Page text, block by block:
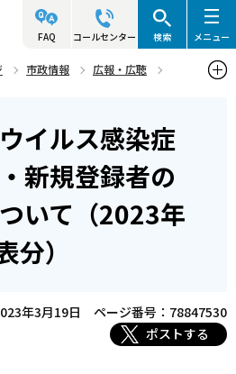
FAQ コールセンター 検索 メニュー
市政情報
広報・広聴
規患者・新規登録者の発生状況につい
イルス感染症
新規登録者の
いて（2023年
）
年3月19日
ページ番号：78847530
ポストする